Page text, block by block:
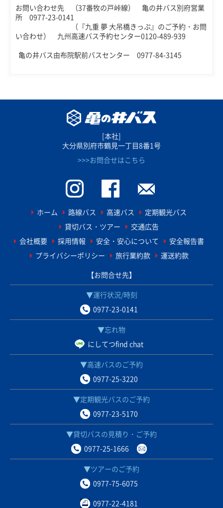
お問い合わせ先 （37番牧の戸峠線） 亀の井バス別府営業
所 0977-23-0141
（『九重 夢 大吊橋きっぷ』のご予約・お問
い合わせ） 九州高速バス予約センター0120-489-939
亀の井バス由布院駅前バスセンター 0977-84-3145
[本社]
大分県別府市鶴見一丁目8番1号
>>>お問合せはこちら
ホーム 路線バス 高速バス
定期観光バス
貸切バス・ツアー
交通広告
会社概要
採用情報 安全・安心について
安全報告書
プライバシーポリシー
旅行業約款
運送約款
【お問合せ先】
▼運行状況/時刻
0977-23-0141
▼忘れ物
にしてつfind chat
▼高速バスのご予約
0977-25-3220
▼定期観光バスのご予約
0977-23-5170
▼貸切バスの見積り・ご予約
0977-25-1666
▼ツアーのご予約
0977-75-6075
0977-22-4181